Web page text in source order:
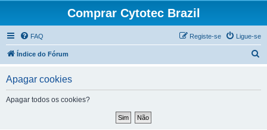
Comprar Cytotec Brazil
FAQ Ligue-se
Registe-se
Índice do Fórum
Apagar cookies
Apagar todos os cookies?